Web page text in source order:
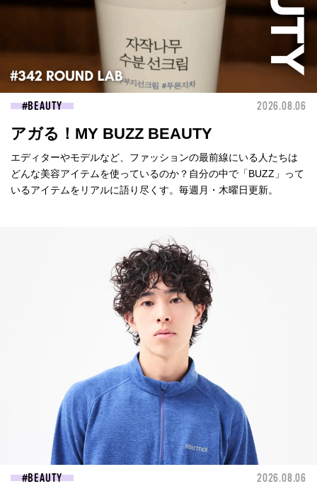
BEAUTY 2026.08.06
アガる！MY BUZZ BEAUTY
エディターやモデルなど、ファッションの最前線にいる人たちは
どんな美容アイテムを使っているのか？自分の中で「BUZZ」って
いるアイテムをリアルに語り尽くす。毎週月・木曜日更新。
BEAUTY 2026.08.06